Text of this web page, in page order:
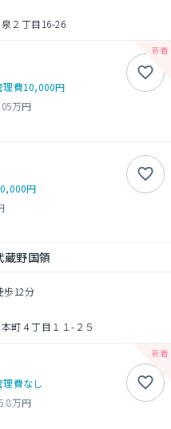
２丁目16-26
理費10,000円
万円
円
蔵野国領
歩12分
町４丁目１１-２５
理費なし
万円